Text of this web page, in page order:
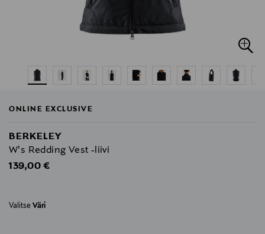
ONLINE EXCLUSIVE
BERKELEY
W's Redding Vest -liivi
Original Price
139,00 €
Valitse Väri